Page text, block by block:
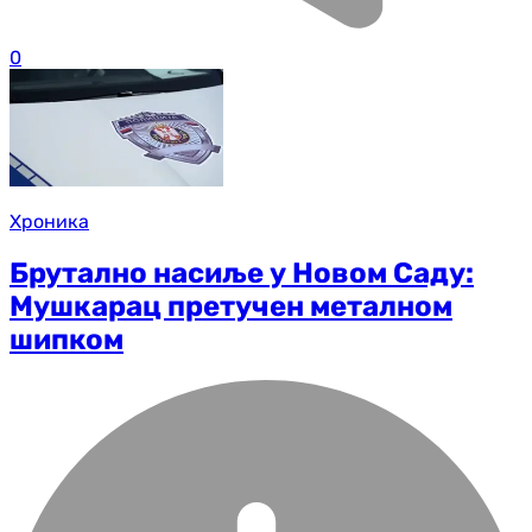
0
Хроника
Брутално насиље у Новом Саду:
Мушкарац претучен металном
шипком